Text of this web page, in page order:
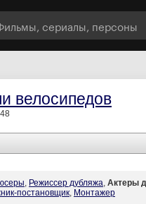
велосипедов
, Режиссер дубляжа, Актеры
постановщик, Монтажер